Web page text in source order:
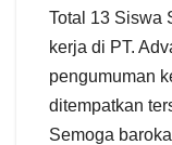
Total 13 Siswa
kerja di PT.
pengumuman
ditempatkan
Semoga